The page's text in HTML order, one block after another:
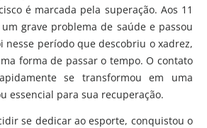
é marcada pela superação. Aos 11
grave problema de saúde e passou
nesse período que descobriu o xadrez,
forma de passar o tempo. O contato
se transformou em uma
essencial para sua recuperação.
se dedicar ao esporte, conquistou o